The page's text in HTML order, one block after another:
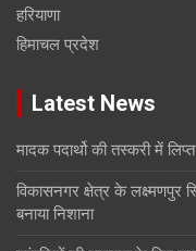
हरियाणा
हिमाचल प्रदेश
Latest News
मादक पदार्थो की तस्करी में
विकासनगर क्षेत्र के लक्ष्मणपुर
बनाया निशाना